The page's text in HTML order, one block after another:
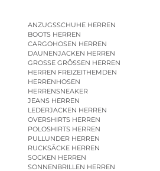
ANZUGSSCHUHE HERREN
BOOTS HERREN
CARGOHOSEN HERREN
DAUNENJACKEN HERREN
GROSSE GRÖSSEN HERREN
HERREN FREIZEITHEMDEN
HERRENHOSEN
HERRENSNEAKER
JEANS HERREN
LEDERJACKEN HERREN
OVERSHIRTS HERREN
POLOSHIRTS HERREN
PULLUNDER HERREN
RUCKSÄCKE HERREN
SOCKEN HERREN
SONNENBRILLEN HERREN